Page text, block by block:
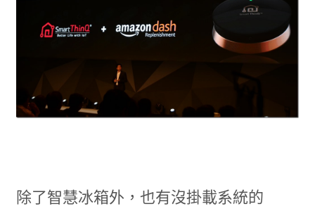
除了智慧冰箱外，也有沒掛載系統的